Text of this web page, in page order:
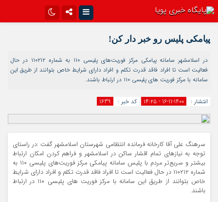
آپارات اپلیکیشن
پیامکی پلیس رو خبر دار کن!
در اسلامشهر سامانه پیامکی مرکز فوریت‌های پلیسی ۱۱۰ به شماره ۱۱۰۲۱۲ در حال
فعالیت است تا افراد فاقد قدرت تکلم و افراد دارای شرایط خاص بتوانند از طریق این
سامانه با مرکز فوریت های پلیسی ۱۱۰ در ارتباط باشند.
انتشار : 1400-11-16 - ۱۴:۲۵ کد خبر : 1639
سرهنگ علی آقا کارخانه فرمانده انتظامی شهرستان اسلامشهر گفت :در راستای
توجه به نیازهای تمام ‌اقشار ساکن در اسلامشهر و فراهم کردن امکان ارتباط
بیشتر و سریع‌تر مردم با پلیس سامانه پیامکی مرکز فوریت‌های پلیسی ۱۱۰ به
شماره ۱۱۰۲۱۲ در حال فعالیت است تا افراد فاقد قدرت تکلم و افراد دارای شرایط
خاص بتوانند از طریق این سامانه با مرکز فوریت های پلیسی ۱۱۰ در ارتباط
باشند.